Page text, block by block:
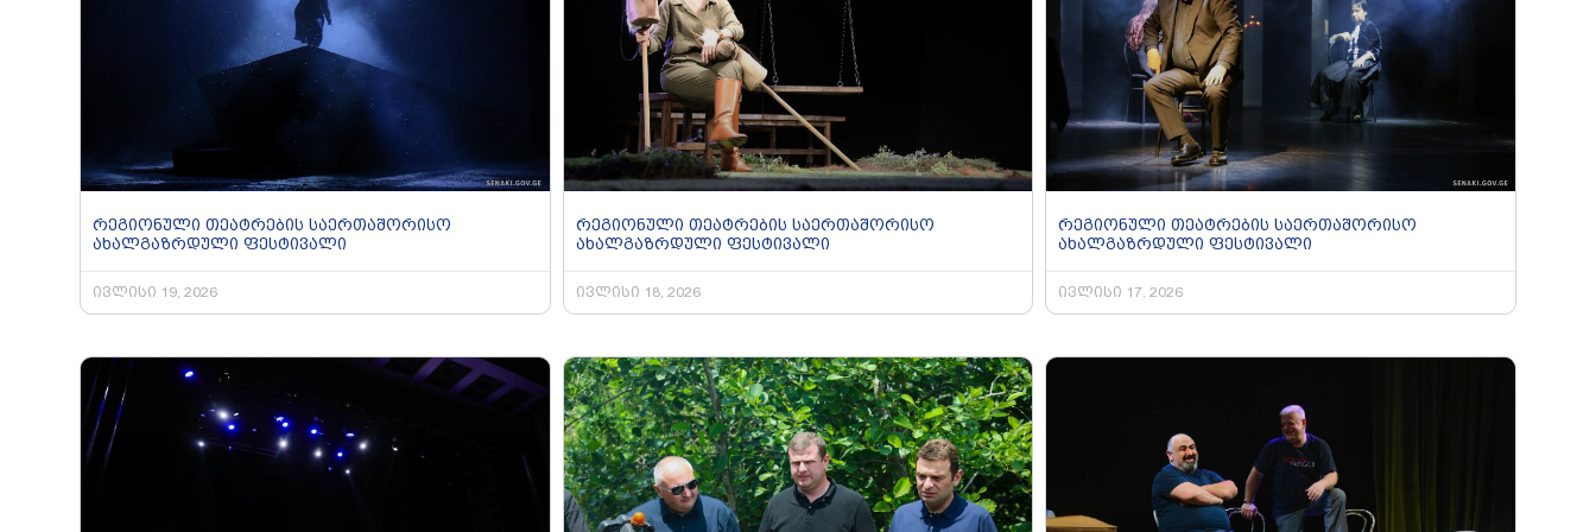
რეგიონული თეატრების საერთაშორისო
ახალგაზრდული ფესტივალი
ივლისი 19, 2026
რეგიონული თეატრების საერთაშორისო
ახალგაზრდული ფესტივალი
ივლისი 18, 2026
რეგიონული თეატრების საერთაშორისო
ახალგაზრდული ფესტივალი
ივლისი 17, 2026